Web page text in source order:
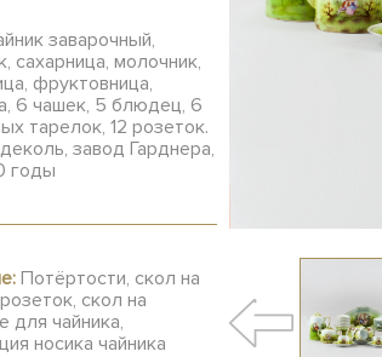
заварочный,
сахарница, молочник,
фруктовница,
6 чашек, 5 блюдец, 6
тарелок, 12 розеток.
завод Гарднера,
годы
Потёртости, скол на
скол на
для чайника,
носика чайника